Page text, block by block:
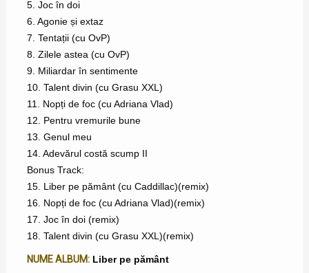
5. Joc în doi
6. Agonie și extaz
7. Tentații (cu OvP)
8. Zilele astea (cu OvP)
9. Miliardar în sentimente
10. Talent divin (cu Grasu XXL)
11. Nopți de foc (cu Adriana Vlad)
12. Pentru vremurile bune
13. Genul meu
14. Adevărul costă scump II
Bonus Track:
15. Liber pe pământ (cu Caddillac)(remix)
16. Nopți de foc (cu Adriana Vlad)(remix)
17. Joc în doi (remix)
18. Talent divin (cu Grasu XXL)(remix)
NUME ALBUM: Liber pe pământ